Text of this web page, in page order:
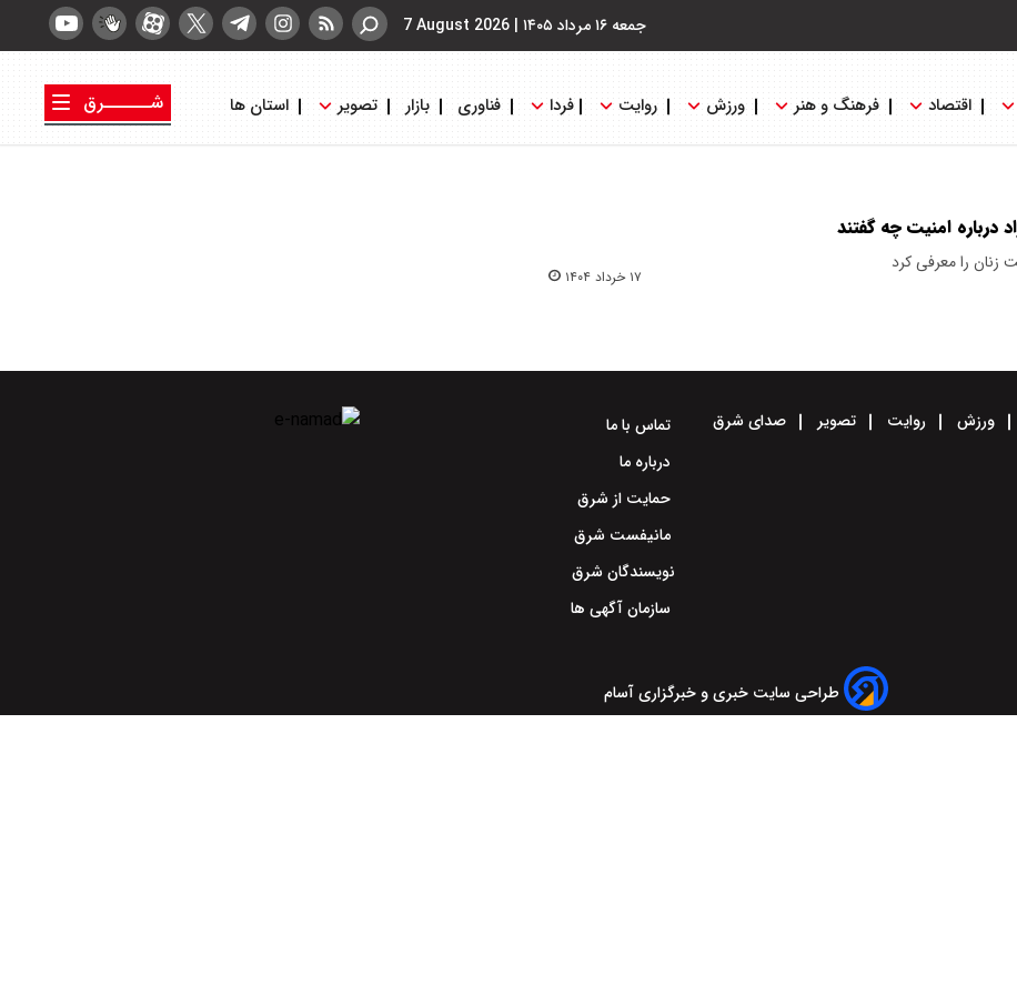
جمعه ۱۶ مرداد ۱۴۰۵ |
7 August 2026
اقتصاد فرهنگ و هنر ورزش روایت فردا فناوری بازار تصویر استان ها
شــــــرق
درباره امنیت چه گفتند
زنان را معرفی کرد
۱۷ خرداد ۱۴۰۴
ورزش روایت تصویر صدای شرق
تماس با ما
درباره ما
حمایت از شرق
مانیفست شرق
نویسندگان شرق
سازمان آگهی ها
طراحی سایت خبری و خبرگزاری آسام